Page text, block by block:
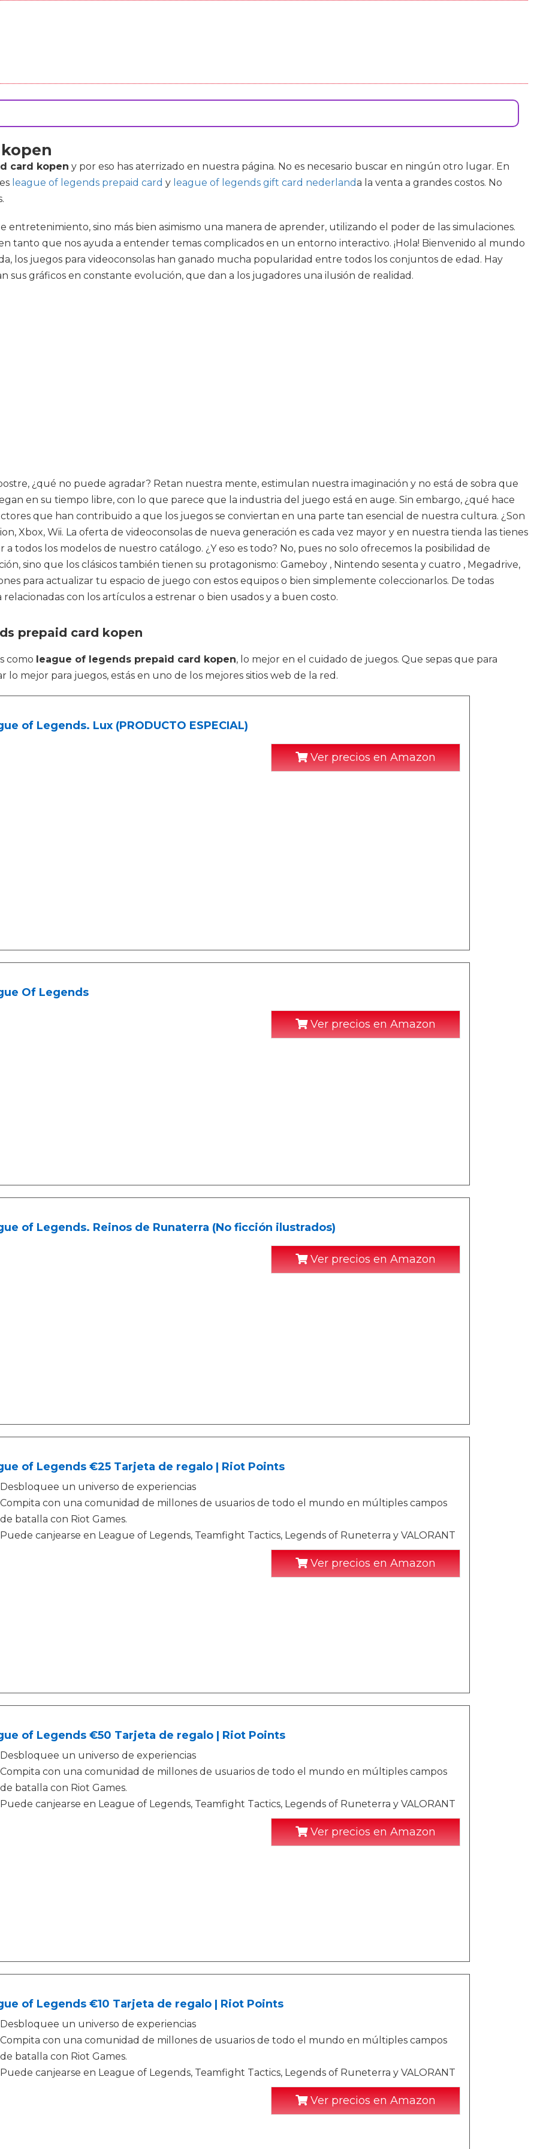
card kopen y por eso has aterrizado en nuestra página. No es necesario buscar en ningún otro lugar. En
league of legends prepaid card y league of legends gift card nederlanda la venta a grandes costos. No
entretenimiento, sino más bien asimismo una manera de aprender, utilizando el poder de las simulaciones.
tanto que nos ayuda a entender temas complicados en un entorno interactivo. ¡Hola! Bienvenido al mundo
los juegos para videoconsolas han ganado mucha popularidad entre todos los conjuntos de edad. Hay
sus gráficos en constante evolución, que dan a los jugadores una ilusión de realidad.
¿qué no puede agradar? Retan nuestra mente, estimulan nuestra imaginación y no está de sobra que
en su tiempo libre, con lo que parece que la industria del juego está en auge. Sin embargo, ¿qué hace
que han contribuido a que los juegos se conviertan en una parte tan esencial de nuestra cultura. ¿Son
Xbox, Wii. La oferta de videoconsolas de nueva generación es cada vez mayor y en nuestra tienda las tienes
todos los modelos de nuestro catálogo. ¿Y eso es todo? No, pues no solo ofrecemos la posibilidad de
sino que los clásicos también tienen su protagonismo: Gameboy , Nintendo sesenta y cuatro , Megadrive,
para actualizar tu espacio de juego con estos equipos o bien simplemente coleccionarlos. De todas
con los artículos a estrenar o bien usados y a buen costo.
prepaid card kopen
como league of legends prepaid card kopen, lo mejor en el cuidado de juegos. Que sepas que para
mejor para juegos, estás en uno de los mejores sitios web de la red.
of Legends. Lux (PRODUCTO ESPECIAL)
Ver precios en Amazon
Of Legends
Ver precios en Amazon
of Legends. Reinos de Runaterra (No ficción ilustrados)
Ver precios en Amazon
of Legends €25 Tarjeta de regalo | Riot Points
Desbloquee un universo de experiencias
Compita con una comunidad de millones de usuarios de todo el mundo en múltiples campos
de batalla con Riot Games.
Puede canjearse en League of Legends, Teamfight Tactics, Legends of Runeterra y VALORANT
Ver precios en Amazon
of Legends €50 Tarjeta de regalo | Riot Points
Desbloquee un universo de experiencias
Compita con una comunidad de millones de usuarios de todo el mundo en múltiples campos
de batalla con Riot Games.
Puede canjearse en League of Legends, Teamfight Tactics, Legends of Runeterra y VALORANT
Ver precios en Amazon
of Legends €10 Tarjeta de regalo | Riot Points
Desbloquee un universo de experiencias
Compita con una comunidad de millones de usuarios de todo el mundo en múltiples campos
de batalla con Riot Games.
Puede canjearse en League of Legends, Teamfight Tactics, Legends of Runeterra y VALORANT
Ver precios en Amazon